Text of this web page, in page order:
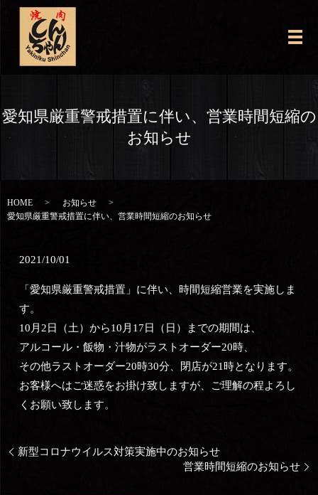
メ
愛知県厳重警戒措置に伴い、営業時間短縮の
お知らせ
HOME
お知らせ
愛知県厳重警戒措置に伴い、営業時間短縮のお知らせ
2021/10/01
「愛知県厳重警戒措置」に伴い、時間短縮営業を実施しま
す。
10月2日（土）から10月17日（日）までの期間は、
アルコール・飯物・汁物がラストオーダー20時、
その他ラストオーダー20時30分、閉店が21時となります。
お客様へはご迷惑をお掛け致しますが、ご理解の程よろし
くお願い致します。
新型コロナウイルス対策実施中のお知らせ
営業時間短縮のお知らせ